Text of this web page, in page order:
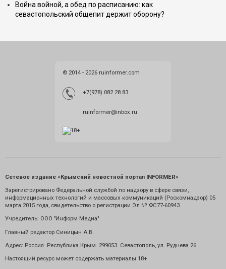
Война войной, а обед по расписанию: как
севастопольский общепит держит оборону?
© 2014 - 2026 ruinformer.com
+7(978) 082 28 83
ruinformer@inbox.ru
Сетевое издание «Крымский новостной портал INFORMER»
Зарегистрировано Федеральной службой по надзору в сфере связи,
информационных технологий и массовых коммуникаций (Роскомнадзор) 05
марта 2015 года, свидетельство о регистрации Эл № ФС77-60943.
Учредитель: ООО "Информ Медиа"
Главный редактор Синицын А.В.
Адрес: Россия. Республика Крым. 299053. Севастополь, ул. Руднева 26.
Настоящий ресурс может содержать материалы 18+